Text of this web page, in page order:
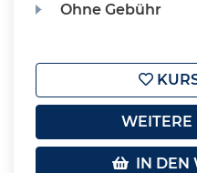
Ohne Gebühr
WEITERE
IN DEN